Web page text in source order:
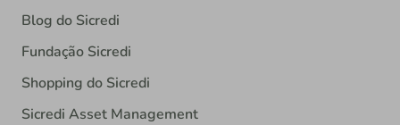
Blog do Sicredi
Fundação Sicredi
Shopping do Sicredi
Sicredi Asset Management